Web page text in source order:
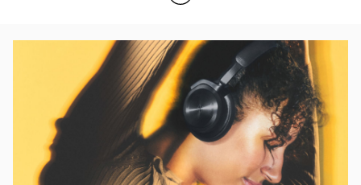
Image de l’événement